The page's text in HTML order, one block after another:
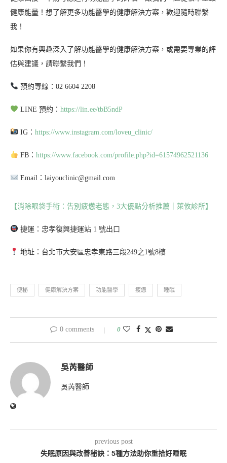
健康能量！想了解更多功能醫學的健康解決方案，歡迎隨時聯繫
我！
如果你有興趣深入了解功能醫學的健康解決方案，或需要專業的評
估與建議，請聯繫我們！
預約專線：02 6604 2208
LINE 預約： https://lin.ee/tbB5ndP
IG： https://www.instagram.com/loveu_clinic/
FB： https://www.facebook.com/profile.php?id=61574962521136
Email：laiyouclinic@gmail.com
【消除眼袋手術：告別疲憊老態，3大優點分析推薦｜萊攸診所】
捷運：忠孝復興捷運站 1 號出口
地址：台北市大安區忠孝東路三段249之1號8樓
便秘 健康解決方案 功能醫學 疲憊 睡眠
0 comments 0
吳芮醫師
吳芮醫師
previous post
失眠原因與改善秘訣：5種方法助你重拾好睡眠